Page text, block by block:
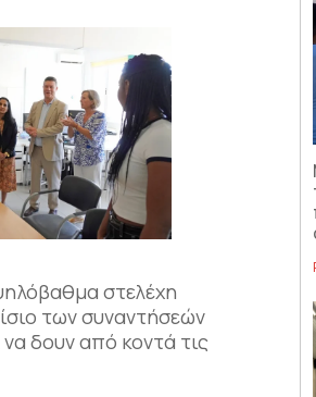
στελέχη
των συναντήσεών
δουν από κοντά τις